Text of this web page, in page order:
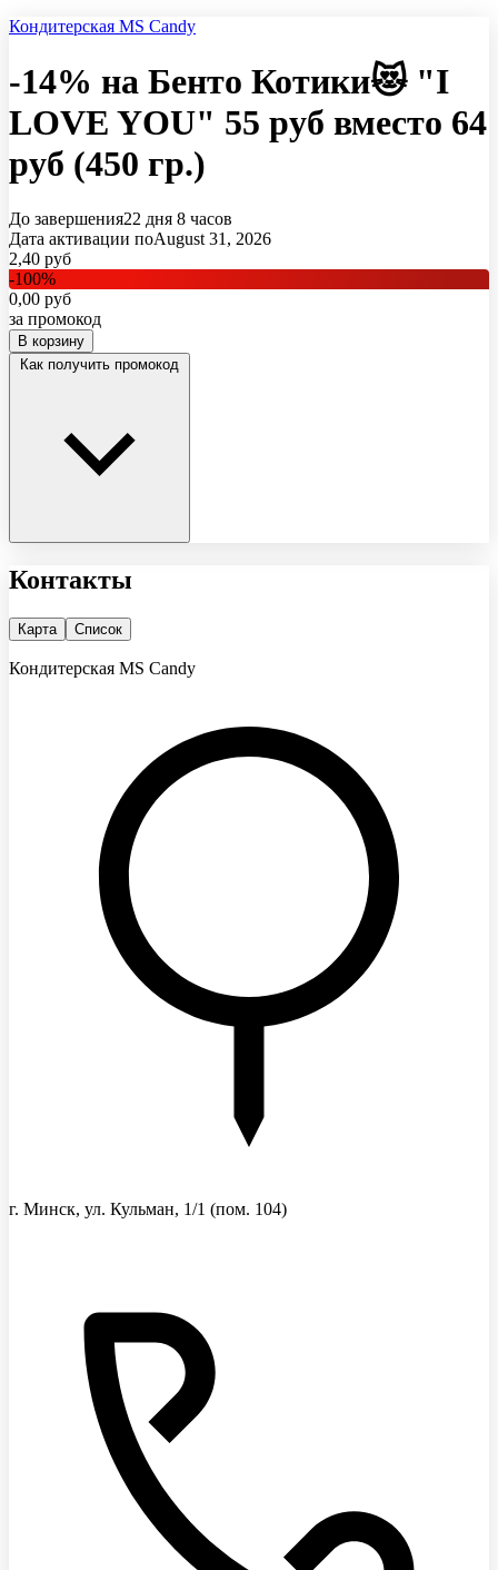
Кондитерская MS Candy
-14% на Бенто Котики😻 "I
LOVE YOU" 55 руб вместо 64
руб (450 гр.)
До завершения22 дня 8 часов
Дата активации поAugust 31, 2026
2,40 руб
-100%
0,00 руб
за промокод
В корзину
Как получить промокод
Контакты
Карта Список
Кондитерская MS Candy
г. Минск, ул. Кульман, 1/1 (пом. 104)